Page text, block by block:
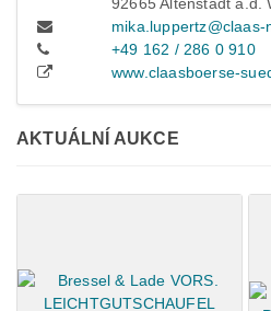
92665 Altenstadt a.d.
mika.luppertz@claas-
+49 162 / 286 0 910
www.claasboerse-
AKTUÁLNÍ AUKCE